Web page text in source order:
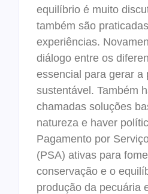
equilíbrio é muito
também são
experiências.
diálogo entre os
essencial para gerar a
sustentável. Também
chamadas soluções
natureza e haver
Pagamento por
(PSA) ativas para
conservação e o
produção da pecuária